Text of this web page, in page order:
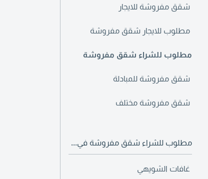
شقق مفروشة للايجار
مطلوب للايجار شقق مفروشة
مطلوب للشراء شقق مفروشة
شقق مفروشة للمبادلة
شقق مفروشة مختلف
مطلوب للشراء شقق مفروشة في...
غافات الشويهي